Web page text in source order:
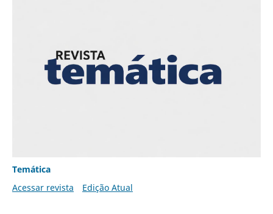
Temática
Acessar revista
Edição Atual